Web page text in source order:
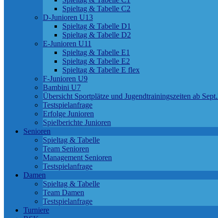
Spieltag & Tabelle C2
D-Junioren U13
Spieltag & Tabelle D1
Spieltag & Tabelle D2
E-Junioren U11
Spieltag & Tabelle E1
Spieltag & Tabelle E2
Spieltag & Tabelle E flex
F-Junioren U9
Bambini U7
Übersicht Sportplätze und Jugendtrainingszeiten ab
Testspielanfrage
Erfolge Junioren
Spielberichte Junioren
Senioren
Spieltag & Tabelle
Team Senioren
Management Senioren
Testspielanfrage
Damen
Spieltag & Tabelle
Team Damen
Testspielanfrage
Turniere